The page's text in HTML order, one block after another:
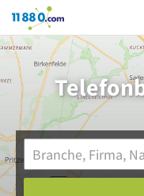
11880.com